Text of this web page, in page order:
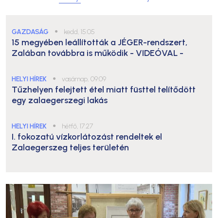
GAZDASÁG ● kedd, 15:05
15 megyében leállították a JÉGER-rendszert,
Zalában továbbra is működik - VIDEÓVAL -
HELYI HÍREK ● vasárnap, 09:09
Tűzhelyen felejtett étel miatt füsttel telítődött
egy zalaegerszegi lakás
HELYI HÍREK ● hétfő, 17:27
I. fokozatú vízkorlátozást rendeltek el
Zalaegerszeg teljes területén